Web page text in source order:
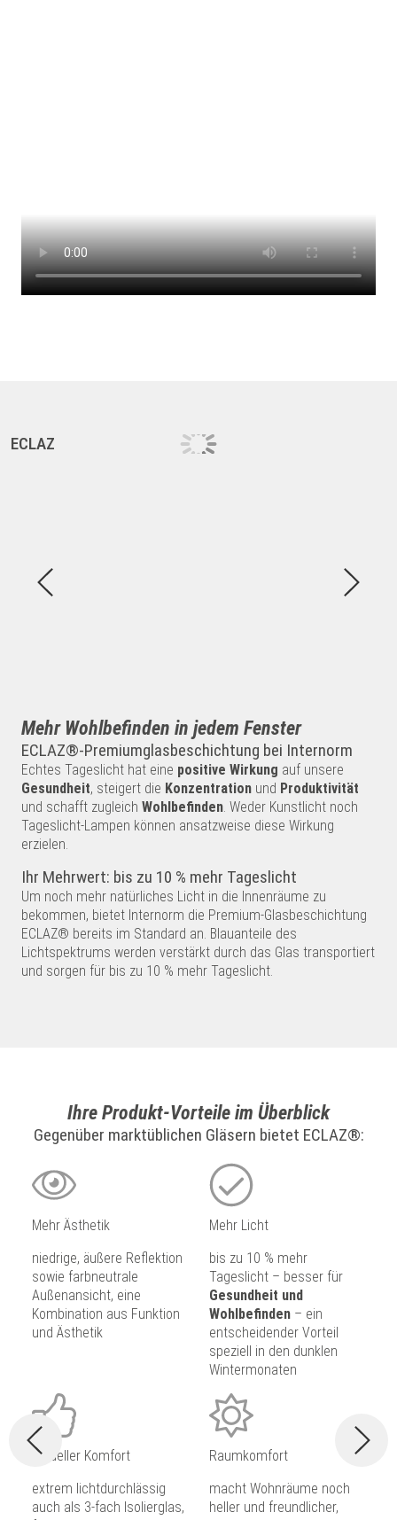
Mehr Wohlbefinden in jedem Fenster
ECLAZ®-Premiumglasbeschichtung bei Internorm
Echtes Tageslicht hat eine positive Wirkung auf unsere
Gesundheit, steigert die Konzentration und Produktivität
und schafft zugleich Wohlbefinden. Weder Kunstlicht noch
Tageslicht-Lampen können ansatzweise diese Wirkung
erzielen.
Ihr Mehrwert: bis zu 10 % mehr Tageslicht
Um noch mehr natürliches Licht in die Innenräume zu
bekommen, bietet Internorm die Premium-Glasbeschichtung
ECLAZ® bereits im Standard an. Blauanteile des
Lichtspektrums werden verstärkt durch das Glas transportiert
und sorgen für bis zu 10 % mehr Tageslicht.
ECLAZ
Ihre Produkt-Vorteile im Überblick
Gegenüber marktüblichen Gläsern bietet ECLAZ®:
Mehr Ästhetik
niedrige, äußere Reflektion
sowie farbneutrale
Außenansicht, eine
Kombination aus Funktion
und Ästhetik
Mehr Licht
bis zu 10 % mehr
Tageslicht – besser für
Gesundheit und
Wohlbefinden – ein
entscheidender Vorteil
speziell in den dunklen
Wintermonaten
Visueller Komfort
extrem lichtdurchlässig
auch als 3-fach Isolierglas,
Raumkomfort
macht Wohnräume noch
heller und freundlicher,